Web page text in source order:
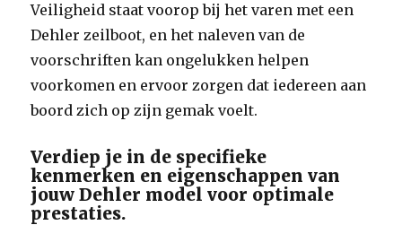
Veiligheid staat voorop bij het varen met een
Dehler zeilboot, en het naleven van de
voorschriften kan ongelukken helpen
voorkomen en ervoor zorgen dat iedereen aan
boord zich op zijn gemak voelt.
Verdiep je in de specifieke
kenmerken en eigenschappen van
jouw Dehler model voor optimale
prestaties.